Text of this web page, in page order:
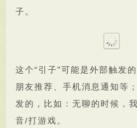
子。
这个“引子”可能是外部触发
朋友推荐、手机消息通知等
发的，比如：无聊的时候，
音/打游戏。